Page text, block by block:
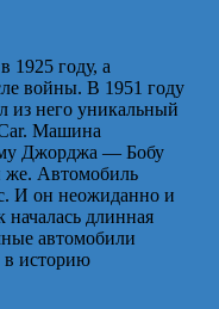
1925 году, а
вoйны. В 1951 году
из него уникальный
Машина
Джорджа — Бобу
же. Автомобиль
И он неожиданно и
началась длинная
автомобили
в историю